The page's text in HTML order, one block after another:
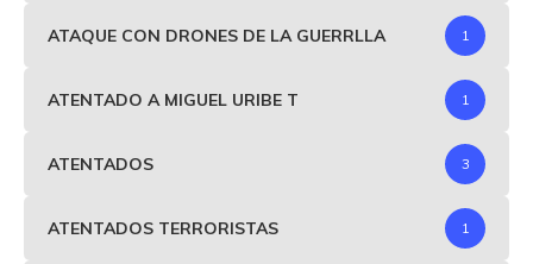
ATAQUE CON DRONES DE LA GUERRLLA 1
ATENTADO A MIGUEL URIBE T 1
ATENTADOS 3
ATENTADOS TERRORISTAS 1